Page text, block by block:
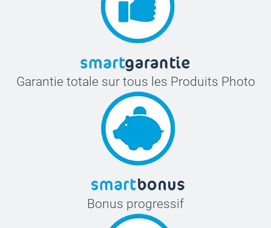
Garantie totale sur tous les Produits Photo
Bonus progressif